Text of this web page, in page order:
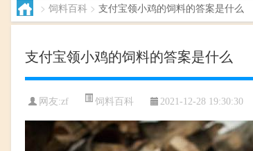
> 饲料百科 > 支付宝领小鸡的饲料的答案是什么
支付宝领小鸡的饲料的答案是什么
网友:zf 饲料百科 2021-12-28 19:30:30